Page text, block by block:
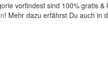
vorfindest sind 100% gratis
! Mehr dazu erfährst Du auch in